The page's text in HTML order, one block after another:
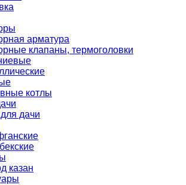
арматура
клапаны, термоголовки
котлы
дачи
казан